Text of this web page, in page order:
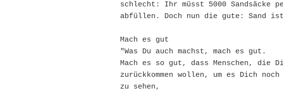
schlecht: Ihr müsst 5000 Sandsäcke
abfüllen. Doch nun die gute: Sand
Mach es gut
"Was Du auch machst, mach es gut.
Mach es so gut, dass Menschen, die
zurückkommen wollen, um es Dich noch
zu sehen,